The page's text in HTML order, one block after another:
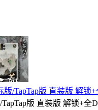
/TapTap版 直装版 解锁
TapTap版 直装版 解锁+